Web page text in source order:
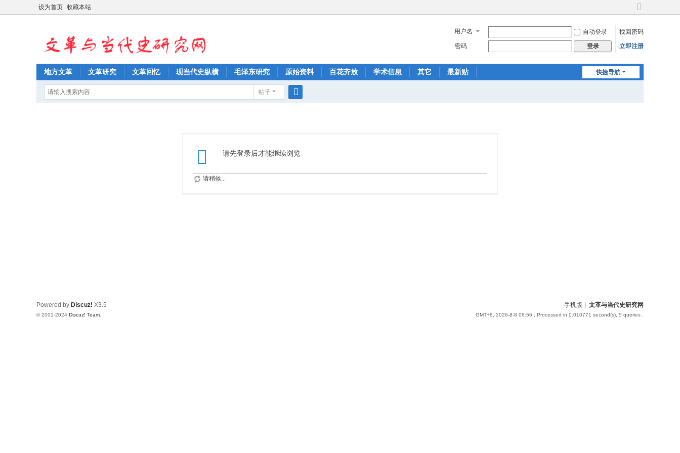
设为首页 收藏本站
切
到
宽
用户名 自动登录
找回密码
密码
登录 立即注册
快捷导航
地方文革 文革研究 文革回忆 现当代史纵横 毛泽东研究 原始资料 百花齐放 学术信息 其它 最新贴
帖子
请先登录后才能继续浏览
请稍候...
手机版 文革与当代史研究网
GMT+8, 2026-8-8 06:56 , Processed in 0.010771 second(s), 5 queries .
Powered by Discuz! X3.5
© 2001-2024 Discuz! Team